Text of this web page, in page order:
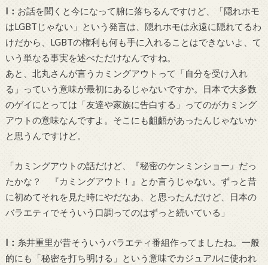
I ： お話を聞くと今になって腑に落ちるんですけど、「隠れホモ
はLGBT じゃない」という発言は、隠れホモは永遠に隠れてるわ
けだから、 LGBTの権利も何も手に入れることはできないよ、て
いう単なる事実を述べただけなんですね。
あと、北丸さんが言うカミングアウトって「自分を受け入れ
る」っていう意味が最初にあるじゃないですか。日本で大多数
のゲイにとっては「友達や家族に告白する」ってのがカミング
アウトの意味なんですよ。そこにも齟齬があったんじゃないか
と思うんですけど。
「カミングアウトの話だけど、『秘密のケンミンショー』だっ
たかな？ 『カミングアウト！』とか言うじゃない。ずっと昔
に初めてそれを見た時にやだなあ、と思ったんだけど、日本の
バラエティでそういう口調ってのはずっと続いている」
I ： 糸井重里が昔そういうバラエティ番組作ってましたね。一般
的にも「秘密を打ち明ける」という意味でカジュアルに使われ